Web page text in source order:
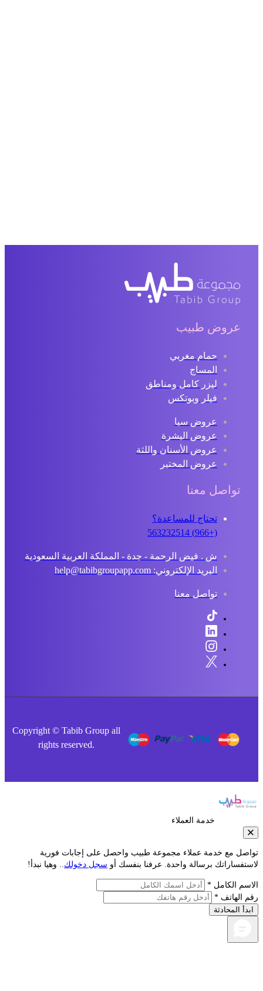
عروض طبيب
حمام مغربي
المساج
ليزر كامل ومناطق
فيلر وبوتكس
عروض سبا
عروض البشرة
عروض الأسنان واللثة
عروض المختبر
تواصل معنا
تحتاج للمساعدة؟
ش . فيض الرحمة - جدة - المملكة العربية السعودية
البريد الإلكتروني: help@tabibgroupapp.com
تواصل معنا
Copyright © Tabib Group all
rights reserved.
خدمة العملاء
مع خدمة عملاء مجموعة طبيب واحصل على إجابات فورية
برسالة واحدة. عرفنا بنفسك أوسجل دخولك.. وهيا نبدأ!
الكامل *
الهاتف *
المحادثة